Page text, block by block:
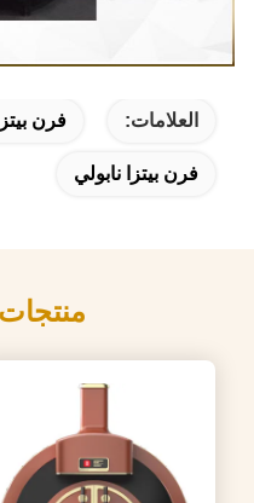
العلامات: فرن
فرن بيتزا نابولي